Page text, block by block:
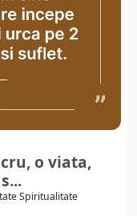
o viata,
Spiritualitate